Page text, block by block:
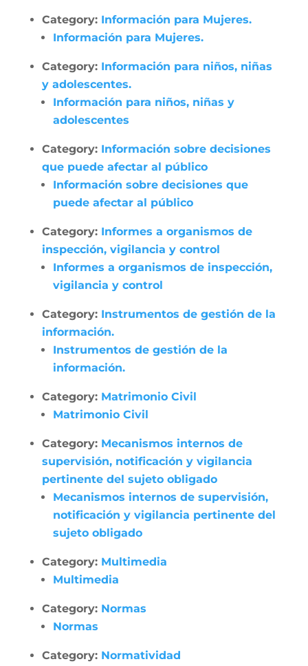
Category: Información para Mujeres.
Información para Mujeres.
Category: Información para niños, niñas
y adolescentes.
Información para niños, niñas y
adolescentes
Category: Información sobre decisiones
que puede afectar al público
Información sobre decisiones que
puede afectar al público
Category: Informes a organismos de
inspección, vigilancia y control
Informes a organismos de inspección,
vigilancia y control
Category: Instrumentos de gestión de la
información.
Instrumentos de gestión de la
información.
Category: Matrimonio Civil
Matrimonio Civil
Category: Mecanismos internos de
supervisión, notificación y vigilancia
pertinente del sujeto obligado
Mecanismos internos de supervisión,
notificación y vigilancia pertinente del
sujeto obligado
Category: Multimedia
Multimedia
Category: Normas
Normas
Category: Normatividad